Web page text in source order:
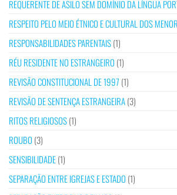
REQUERENTE DE ASILO SEM DOMÍNIO DA LÍNGUA
RESPEITO PELO MEIO ÉTNICO E CULTURAL DOS
RESPONSABILIDADES PARENTAIS(1)
RÉU RESIDENTE NO ESTRANGEIRO (1)
REVISÃO CONSTITUCIONAL DE 1997 (1)
REVISÃO DE SENTENÇA ESTRANGEIRA(3)
RITOS RELIGIOSOS(1)
ROUBO (3)
SENSIBILIDADE(1)
SEPARAÇÃO ENTRE IGREJAS E ESTADO (1)